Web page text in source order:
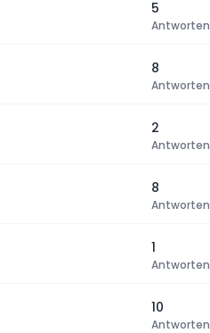
5
Antworten
8
Antworten
2
Antworten
8
Antworten
1
Antworten
10
Antworten